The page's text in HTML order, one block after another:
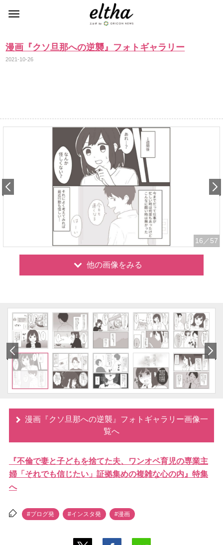
漫画『クソ旦那への逆襲』フォトギャラリー
2021-10-26
16 ／57
他の画像をみる
漫画『クソ旦那への逆襲』フォトギャラリー画像一
覧へ
『不倫で妻と子どもを捨てた夫、ワンオペ育児の専業主
婦「それでも信じたい」証拠集めの複雑な心の内』特集
へ
#ブログ発 #インスタ発 #漫画